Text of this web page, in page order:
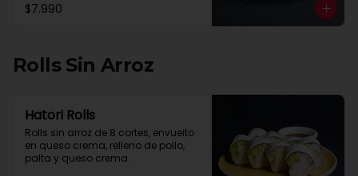
$7.990
Rolls Sin Arroz
Hatori Rolls
Rolls sin arroz de 8 cortes, envuelto
en queso crema, relleno de pollo,
palta y queso crema.